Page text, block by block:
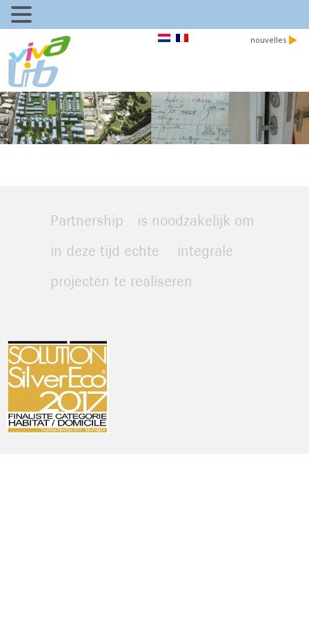
nouvelles
Partnership is noodzakelijk om
in deze tijd echte integrale
projecten te realiseren